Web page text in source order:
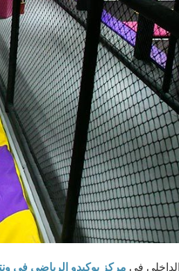
في مركز بوكيدو الرياضي في